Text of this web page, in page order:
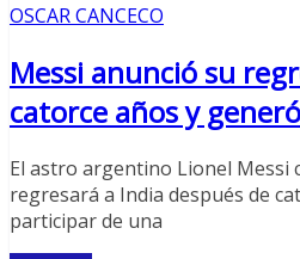
OSCAR CANCECO
Messi anunció su
catorce años y
El astro argentino Lionel Messi
regresará a India después de
participar de una